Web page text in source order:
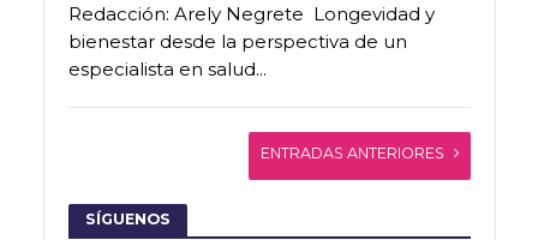
Redacción: Arely Negrete Longevidad y
bienestar desde la perspectiva de un
especialista en salud...
ENTRADAS ANTERIORES
SÍGUENOS